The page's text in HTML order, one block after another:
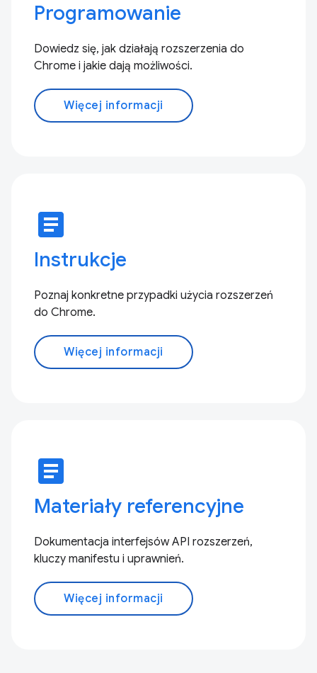
Programowanie
Dowiedz się, jak działają rozszerzenia do
Chrome i jakie dają możliwości.
Więcej informacji
article
Instrukcje
Poznaj konkretne przypadki użycia rozszerzeń
do Chrome.
Więcej informacji
article
Materiały referencyjne
Dokumentacja interfejsów API rozszerzeń,
kluczy manifestu i uprawnień.
Więcej informacji